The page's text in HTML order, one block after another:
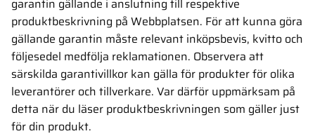
garantin gällande i anslutning till respektive
produktbeskrivning på Webbplatsen. För att kunna göra
gällande garantin måste relevant inköpsbevis, kvitto och
följesedel medfölja reklamationen. Observera att
särskilda garantivillkor kan gälla för produkter för olika
leverantörer och tillverkare. Var därför uppmärksam på
detta när du läser produktbeskrivningen som gäller just
för din produkt.